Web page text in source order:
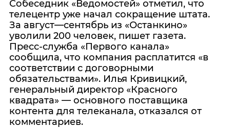
Собеседник «Ведомостей» отметил, что
телецентр уже начал сокращение штата.
За август—сентябрь из «Останкино»
уволили 200 человек, пишет газета.
Пресс-служба «Первого канала»
сообщила, что компания расплатится «в
соответствии с договорными
обязательствами». Илья Кривицкий,
генеральный директор «Красного
квадрата» — основного поставщика
контента для телеканала, отказался от
комментариев.